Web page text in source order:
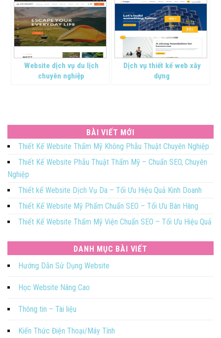
Website dịch vụ du lịch
chuyên nghiệp
Dịch vụ thiết kế web xây
dựng
BÀI VIẾT MỚI
Thiết Kế Website Thẩm Mỹ Không Phẫu Thuật Chuyên Nghiệp
Thiết Kế Website Phẫu Thuật Thẩm Mỹ – Chuẩn SEO, Chuyên
Nghiệp
Thiết kế Website Dịch Vụ Da – Tối Ưu Hiệu Quả Kinh Doanh
Thiết Kế Website Mỹ Phẩm Chuẩn SEO – Tối Ưu Bán Hàng
Thiết Kế Website Thẩm Mỹ Viện Chuẩn SEO – Tối Ưu Hiệu Quả
DANH MỤC BÀI VIẾT
Hướng Dẫn Sử Dụng Website
Học Website Nâng Cao
Thông tin – Tài liệu
Kiến Thức Điện Thoại/Máy Tính